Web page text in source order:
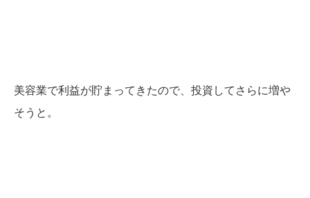
美容業で利益が貯まってきたので、投資してさらに増や
そうと。